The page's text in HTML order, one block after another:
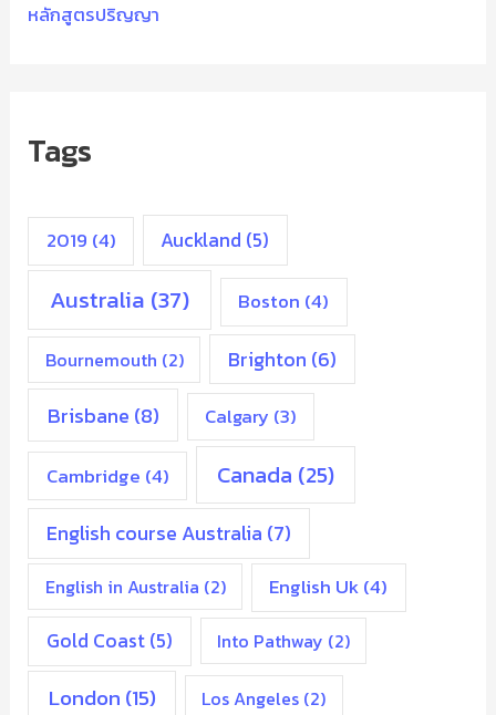
หลักสูตรปริญญา
Tags
2019 (4) Auckland (5)
Australia (37) Boston (4)
Bournemouth (2) Brighton (6)
Brisbane (8) Calgary (3)
Cambridge (4) Canada (25)
English course Australia (7)
English in Australia (2) English Uk(4)
Gold Coast(5) Into Pathway (2)
London (15) Los Angeles (2)